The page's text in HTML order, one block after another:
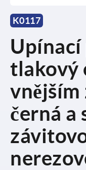
K0117
Upínací
tlakový
vnějším
černá a